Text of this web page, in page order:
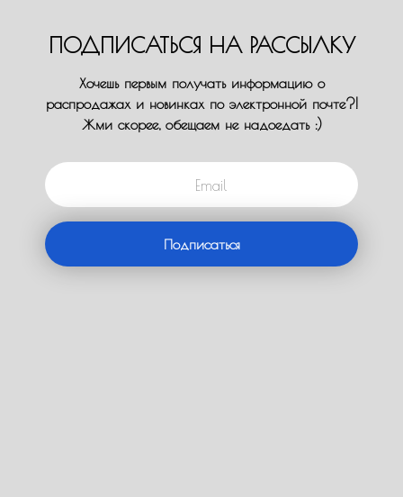
ПОДПИСАТЬСЯ НА РАССЫЛКУ
Хочешь первым получать информацию о
распродажах и новинках по электронной почте?!
Жми скорее, обещаем не надоедать :)
Email
Подписаться